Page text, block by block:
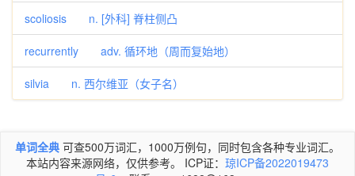
scoliosis n. [外科] 脊柱侧凸
recurrently adv. 循环地（周而复始地）
silvia n. 西尔维亚（女子名）
单词全典 可查500万词汇，1000万例句，同时包含各种专业词汇。
本站内容来源网络，仅供参考。 ICP证： 琼ICP备2022019473